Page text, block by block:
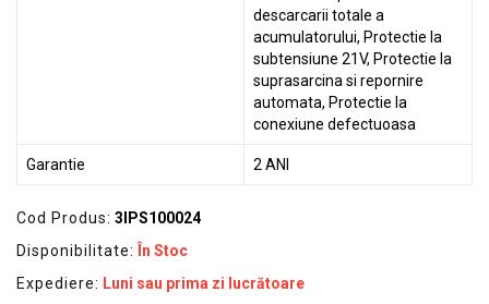
descarcarii totale a
acumulatorului, Protectie la
subtensiune 21V, Protectie la
suprasarcina si repornire
automata, Protectie la
conexiune defectuoasa
Garantie 2 ANI
Cod Produs: 3IPS100024
Disponibilitate:
În Stoc
Expediere: Luni sau prima zi lucrătoare